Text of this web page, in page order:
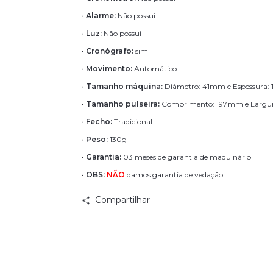
- Alarme: Não possui
- Luz: Não possui
- Cronógrafo: sim
- Movimento: Automático
- Tamanho máquina: Diâmetro: 41mm e Espessura:
- Tamanho pulseira: Comprimento: 197mm e
- Fecho: Tradicional
- Peso: 130g
- Garantia: 03 meses de garantia de maquinário
- OBS: NÃO damos garantia de vedação.
Compartilhar